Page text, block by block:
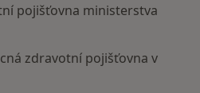
pojišťovna ministerstva
zdravotní pojišťovna v